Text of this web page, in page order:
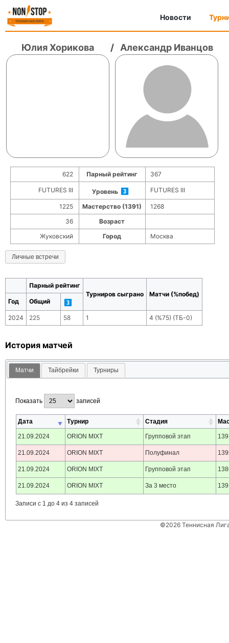
Новости
Юлия Хорикова / Александр Иванцов
622 Парный рейтинг 367
FUTURES III Уровень FUTURES III
1225 Мастерство (1391)
1268
36
Возраст
Жуковский
Город Москва
Личные встречи
Парный рейтинг
Турниров сыграно
Матчи (%побед)
Год
Общий
2024 225 58 1 4 (%75) (ТБ-0)
История матчей
Матчи Тайбрейки Турниры
Показать записей
Дата Турнир Стадия
21.09.2024 ORION MIXT Групповой этап
21.09.2024 ORION MIXT Полуфинал
21.09.2024 ORION MIXT Групповой этап
21.09.2024 ORION MIXT За 3 место
Записи с 1 до 4 из 4 записей
©2026 Теннисная